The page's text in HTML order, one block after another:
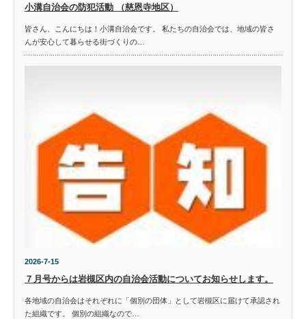
小溝自治会の防犯活動 （慈恩寺地区）
皆さん、こんにちは！小溝自治会です。 私たちの自治会では、地域の皆さ
んが安心して暮らせる街づくりの…
2026-7-15
７月号からは岩槻区内の自治会活動についてお知らせします。
各地域の自治会はそれぞれに「個別の団体」として岩槻区に届けて承認され
た組織です。 個別の組織なので…